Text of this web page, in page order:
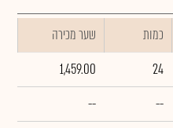
כמות
שער מכירה
24
1,459.00
--
--